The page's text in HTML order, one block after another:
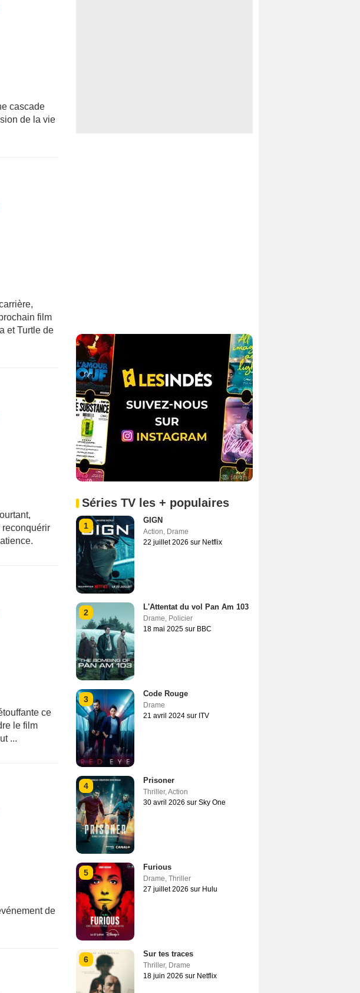
cascade
de la vie
film
et Turtle de
reconquérir
ce
le film
...
de
Séries TV les + populaires
1
GIGN
Action, Drame
22 juillet 2026 sur Netflix
2
L'Attentat du vol Pan Am 103
Drame, Policier
18 mai 2025 sur BBC
3
Code Rouge
Drame
21 avril 2024 sur ITV
4
Prisoner
Thriller,Action
30 avril 2026 sur Sky One
5
Furious
Drame, Thriller
27 juillet 2026 sur Hulu
6
Sur tes traces
Thriller, Drame
18 juin 2026 sur Netflix